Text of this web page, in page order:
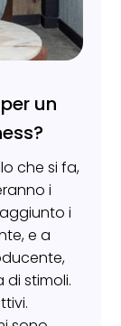
un
che si fa,
i
i
e a
stimoli.